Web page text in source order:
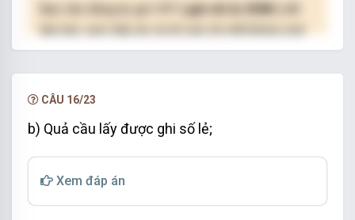
( giá chỉ từ 250K )
hạn.
CÂU 16/23
b) Quả cầu lấy được ghi số lẻ;
Xem đáp án